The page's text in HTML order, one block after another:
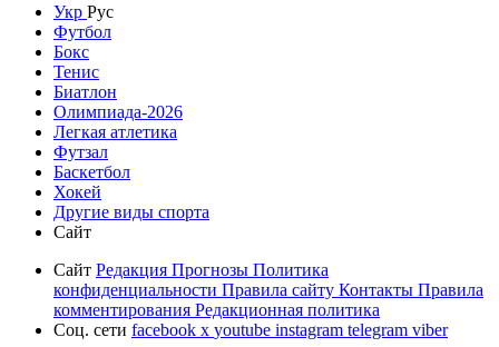
Укр Рус
Футбол
Бокс
Тенис
Биатлон
Олимпиада-2026
Легкая атлетика
Футзал
Баскетбол
Хокей
Другие виды спорта
Сайт
Сайт Редакция Прогнозы Политика
конфиденциальности Правила сайту Контакты Правила
комментирования Редакционная политика
Соц. сети facebook x youtube instagram telegram viber